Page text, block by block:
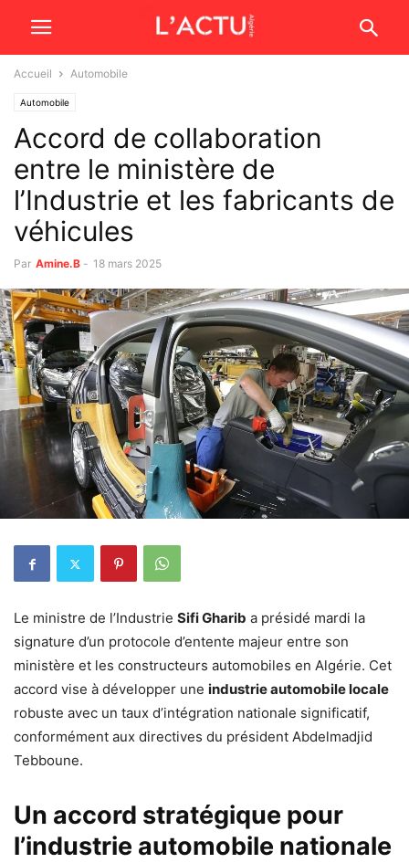
Accueil Automobile
Automobile
Accord de collaboration
entre le ministère de
l’Industrie et les fabricants de
véhicules
Par Amine.B - 18 mars 2025
Le ministre de l’Industrie Sifi Gharib a présidé mardi la
signature d’un protocole d’entente majeur entre son
ministère et les constructeurs automobiles en Algérie. Cet
accord vise à développer une industrie automobile locale
robuste avec un taux d’intégration nationale significatif,
conformément aux directives du président Abdelmadjid
Tebboune.
Un accord stratégique pour
l’industrie automobile nationale